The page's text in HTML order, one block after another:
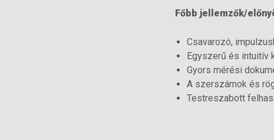
Főbb jellemzők/
Csavarozó,
Egyszerű és intuitív
Gyors mérési
A szerszámok és
Testreszabott